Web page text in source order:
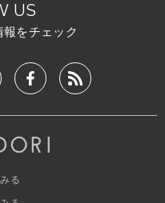
US
をチェック
る